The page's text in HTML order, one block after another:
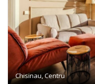
Chisinau, Centru